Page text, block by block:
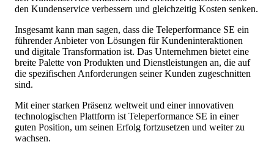
den Kundenservice verbessern und gleichzeitig Kosten senken.
Insgesamt kann man sagen, dass die Teleperformance SE ein
führender Anbieter von Lösungen für Kundeninteraktionen
und digitale Transformation ist. Das Unternehmen bietet eine
breite Palette von Produkten und Dienstleistungen an, die auf
die spezifischen Anforderungen seiner Kunden zugeschnitten
sind.
Mit einer starken Präsenz weltweit und einer innovativen
technologischen Plattform ist Teleperformance SE in einer
guten Position, um seinen Erfolg fortzusetzen und weiter zu
wachsen.